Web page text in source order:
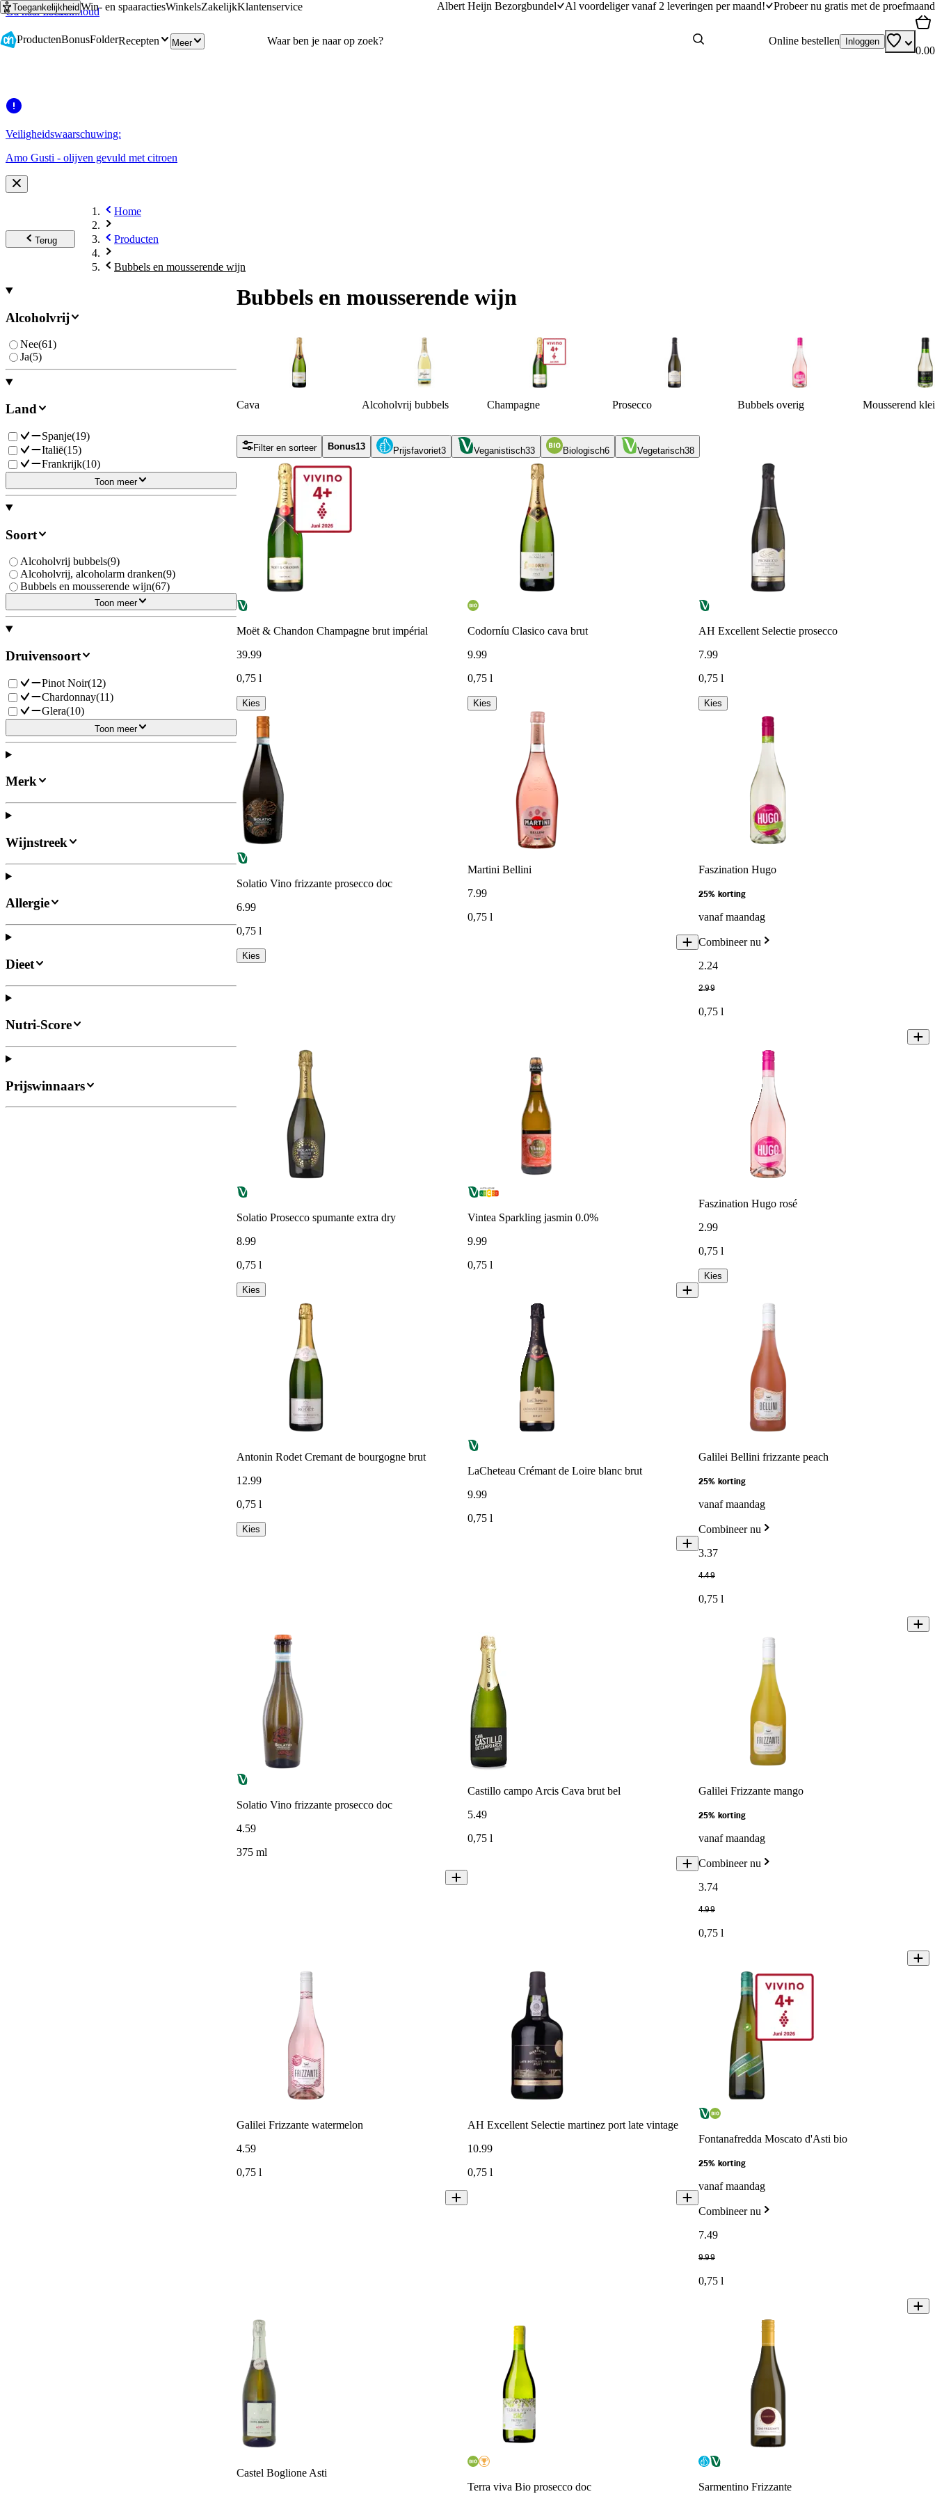
Ga naar hoofdinhoud
Ga naar zoeken
ToegankelijkheidWin- en spaaractiesWinkelsZakelijkKlantenservice Albert Heijn Bezorgbundel Al voordeliger vanaf 2 leveringen per maand! Probeer nu gratis met de proefmaand
ProductenBonusFolderRecepten Meer Online bestellen Inloggen
0.00
Veiligheidswaarschuwing:
Amo Gusti - olijven gevuld met citroen
Terug
Home
Producten
Bubbels en mousserende wijn
Alcoholvrij
Nee(61)
Ja(5)
Land
Spanje(19)
Italië(15)
Frankrijk(10)
Toon meer
Soort
Alcoholvrij bubbels(9)
Alcoholvrij, alcoholarm dranken(9)
Bubbels en mousserende wijn(67)
Toon meer
Druivensoort
Pinot Noir(12)
Chardonnay(11)
Glera(10)
Toon meer
Merk
Wijnstreek
Allergie
Dieet
Nutri-Score
Prijswinnaars
Bubbels en mousserende wijn
Cava Alcoholvrij bubbels Champagne Prosecco Bubbels overig Mousserend
Filter en sorteer Bonus13 Prijsfavoriet3 Veganistisch33 Biologisch6 Vegetarisch38
Moët & Chandon Champagne brut impérial
39.99
0,75 l
Kies
Codorníu Clasico cava brut
9.99
0,75 l
Kies
AH Excellent Selectie prosecco
7.99
0,75 l
Kies
Solatio Vino frizzante prosecco doc
6.99
0,75 l
Kies
Martini Bellini
7.99
0,75 l
Faszination Hugo
25% korting
vanaf maandag
Combineer nu
2.24
2.99
0,75 l
Solatio Prosecco spumante extra dry
8.99
0,75 l
Kies
Vintea Sparkling jasmin 0.0%
9.99
0,75 l
Faszination Hugo rosé
2.99
0,75 l
Kies
Antonin Rodet Cremant de bourgogne brut
12.99
0,75 l
Kies
LaCheteau Crémant de Loire blanc brut
9.99
0,75 l
Galilei Bellini frizzante peach
25% korting
vanaf maandag
Combineer nu
3.37
4.49
0,75 l
Solatio Vino frizzante prosecco doc
4.59
375 ml
Castillo campo Arcis Cava brut bel
5.49
0,75 l
Galilei Frizzante mango
25% korting
vanaf maandag
Combineer nu
3.74
4.99
0,75 l
Galilei Frizzante watermelon
4.59
0,75 l
AH Excellent Selectie martinez port late vintage
10.99
0,75 l
Fontanafredda Moscato d'Asti bio
25% korting
vanaf maandag
Combineer nu
7.49
9.99
0,75 l
Castel Boglione Asti
Terra viva Bio prosecco doc
Sarmentino Frizzante